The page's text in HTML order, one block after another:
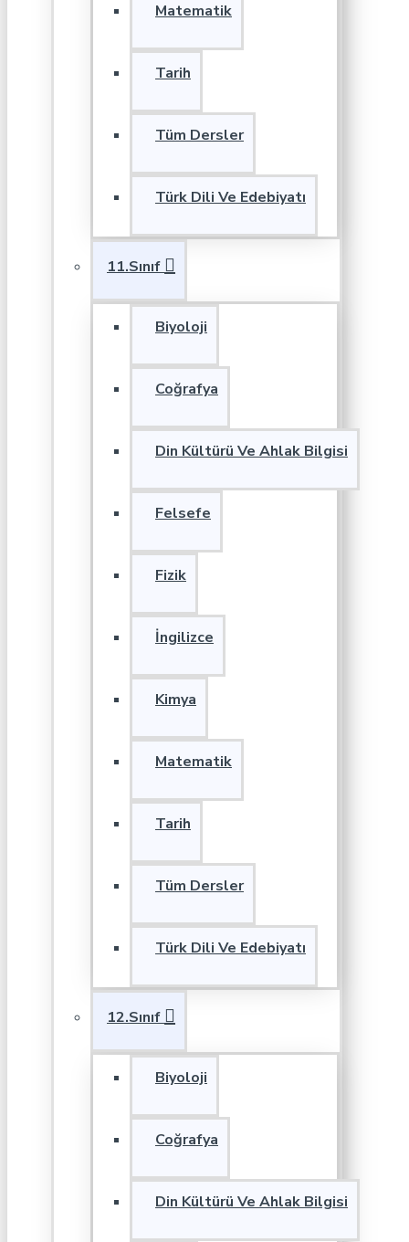
Matematik
Tarih
Tüm Dersler
Türk Dili Ve Edebiyatı
11.Sınıf
Biyoloji
Coğrafya
Din Kültürü Ve Ahlak Bilgisi
Felsefe
Fizik
İngilizce
Kimya
Matematik
Tarih
Tüm Dersler
Türk Dili Ve Edebiyatı
12.Sınıf
Biyoloji
Coğrafya
Din Kültürü Ve Ahlak Bilgisi